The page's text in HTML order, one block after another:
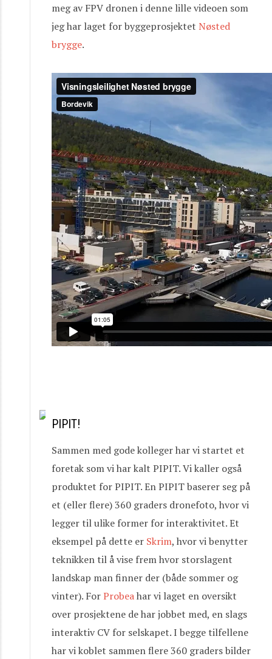
meg av FPV dronen i denne lille videoen som
jeg har laget for byggeprosjektet Nøsted
brygge.
PIPIT!
Sammen med gode kolleger har vi startet et
foretak som vi har kalt PIPIT. Vi kaller også
produktet for PIPIT. En PIPIT baserer seg på
et (eller flere) 360 graders dronefoto, hvor vi
legger til ulike former for interaktivitet. Et
eksempel på dette er Skrim, hvor vi benytter
teknikken til å vise frem hvor storslagent
landskap man finner der (både sommer og
vinter). ForProbeahar vi laget en oversikt
over prosjektene de har jobbet med, en slags
interaktiv CV for selskapet. I begge tilfellene
har vi koblet sammen flere 360 graders bilder